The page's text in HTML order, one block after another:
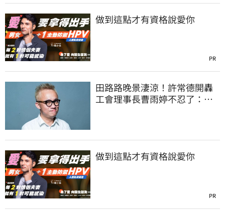
做到這點才有資格說愛你
PR
田路路晚景淒涼！許常德開轟
工會理事長曹雨婷不忍了：別
做到這點才有資格說愛你
PR